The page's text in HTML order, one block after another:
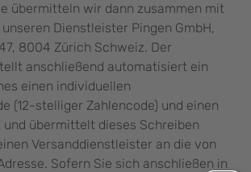
übermitteln wir dann zusammen mit
Dienstleister Pingen GmbH,
8004 Zürich Schweiz. Der
anschließend automatisiert ein
einen individuellen
(12-stelliger Zahlencode) und einen
und übermittelt dieses Schreiben
Versanddienstleister an die von
Sofern Sie sich anschließen in